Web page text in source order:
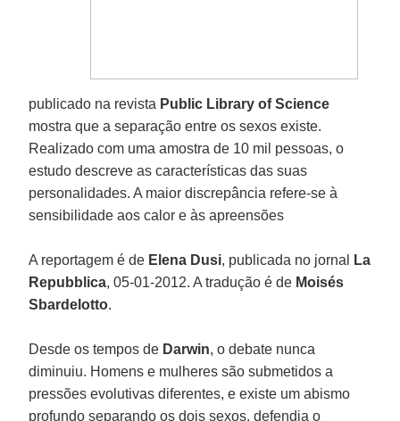
publicado na revista Public Library of Science
mostra que a separação entre os sexos existe.
Realizado com uma amostra de 10 mil pessoas, o
estudo descreve as características das suas
personalidades. A maior discrepância refere-se à
sensibilidade aos calor e às apreensões
A reportagem é de Elena Dusi, publicada no jornal
La
Repubblica, 05-01-2012. A tradução é de Moisés
Sbardelotto.
Desde os tempos de Darwin, o debate nunca
diminuiu. Homens e mulheres são submetidos a
pressões evolutivas diferentes, e existe um abismo
profundo separando os dois sexos, defendia o